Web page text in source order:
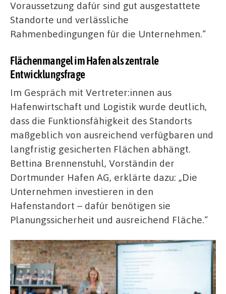
Voraussetzung dafür sind gut ausgestattete
Standorte und verlässliche
Rahmenbedingungen für die Unternehmen.“
Flächenmangel im Hafen als zentrale
Entwicklungsfrage
Im Gespräch mit Vertreter:innen aus
Hafenwirtschaft und Logistik wurde deutlich,
dass die Funktionsfähigkeit des Standorts
maßgeblich von ausreichend verfügbaren und
langfristig gesicherten Flächen abhängt.
Bettina Brennenstuhl, Vorständin der
Dortmunder Hafen AG, erklärte dazu: „Die
Unternehmen investieren in den
Hafenstandort – dafür benötigen sie
Planungssicherheit und ausreichend Fläche.“